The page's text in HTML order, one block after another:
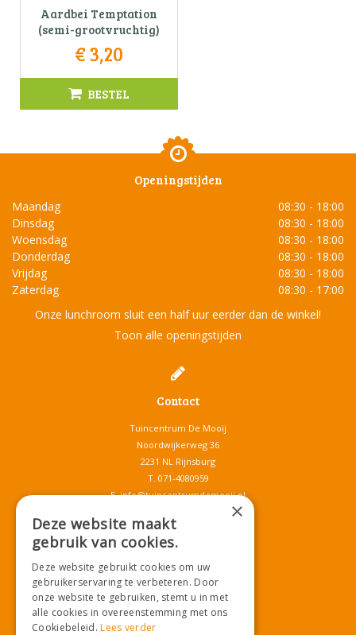
Aardbei Temptation
(semi-grootvruchtig)
€3,20
BESTEL
Openingstijden
Maandag
08:30 - 18:00
Dinsdag
08:30 - 18:00
Woensdag
08:30 - 18:00
Donderdag
08:30 - 18:00
Vrijdag
08:30 - 18:00
Zaterdag
08:30 - 17:00
Onze lunchroom sluit een half uur eerder dan de winkel!
Toon alle openingstijden
Contact
Tuincentrum De Mooij
Noordwijkerweg 36
2231 NL Rijnsburg
T. 071-4080959
E.info@tuincentrumdemooij.nl
Download onze App!
×
Deze website maakt
gebruik van cookies.
Deze website gebruikt cookies om uw
gebruikerservaring te verbeteren. Door
onze website te gebruiken, stemt u in met
alle cookies in overeenstemming met ons
Cookiebeleid.Lees verder